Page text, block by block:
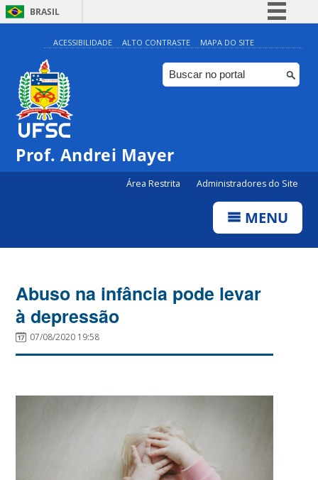
BRASIL
Simplifique!
Comunica BR
Participe
ACESSIBILIDADE ALTO CONTRASTE MAPA DO SITE
Prof. Andrei Mayer
Área Restrita Administradores do Site
MENU
Abuso na infância pode levar
à depressão
07/08/2020 19:58